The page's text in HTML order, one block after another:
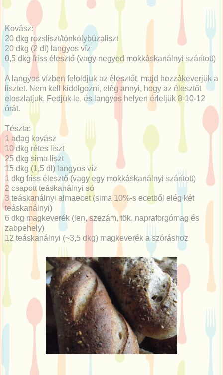
Kovász:
20 dkg rozsliszt/tönkölybúzaliszt
20 dkg (2 dl) langyos víz
0,5 dkg friss élesztő (vagy negyed mokkáskanálnyi szárított)
A langyos vízben feloldjuk az élesztőt, majd hozzákeverjük a
lisztet. Nem kell kidolgozni, elég annyi, hogy az élesztőt
eloszlatjuk. Fedjük le, és langyos helyen érleljük 8-10-12
órát.
Tészta:
1 adag kovász
10 dkg rétes liszt
25 dkg sima liszt
15 dkg (1,5 dl) langyos víz
1 dkg friss élesztő (vagy egy mokkáskanálnyi szárított)
2 csapott teáskanálnyi só
3 teáskanálnyi almaecet (sima 10%-s ecetből elég két
teáskanálnyi)
6 dkg magkeverék (len, szezám, tök, napraforgómag és
zabpehely)
12 teáskanálnyi (~3,5 dkg) magkeverék a szóráshoz